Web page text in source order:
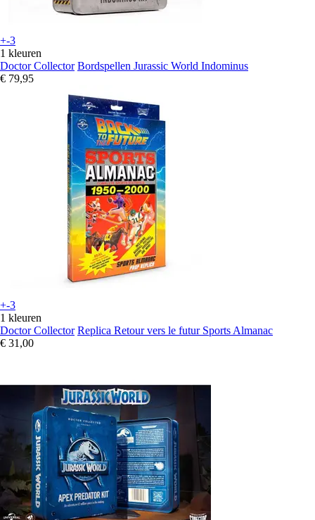
+-3
1 kleuren
Doctor Collector Bordspellen Jurassic World Indominus
€ 79,95
+-3
1 kleuren
Doctor Collector Replica Retour vers le futur Sports Almanac
€ 31,00